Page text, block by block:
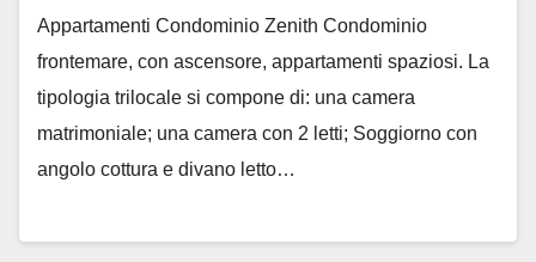
Appartamenti Condominio Zenith Condominio
frontemare, con ascensore, appartamenti spaziosi. La
tipologia trilocale si compone di: una camera
matrimoniale; una camera con 2 letti; Soggiorno con
angolo cottura e divano letto…